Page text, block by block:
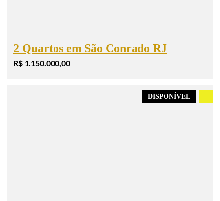
2 Quartos em São Conrado RJ
R$ 1.150.000,00
DISPONÍVEL